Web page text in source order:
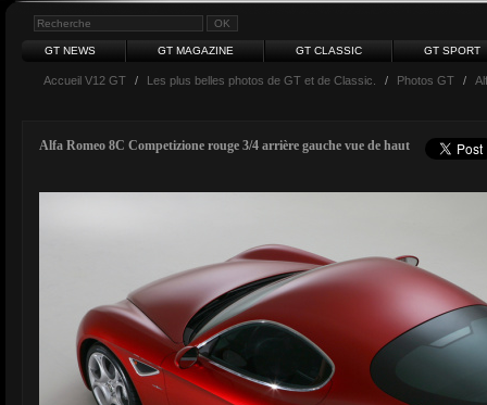
GT NEWS GT MAGAZINE GT CLASSIC GT SPORT
Accueil V12 GT / Les plus belles photos de GT et de Classic. / Photos GT /
Alfa Romeo 8C Competizione rouge 3/4 arrière gauche vue de haut